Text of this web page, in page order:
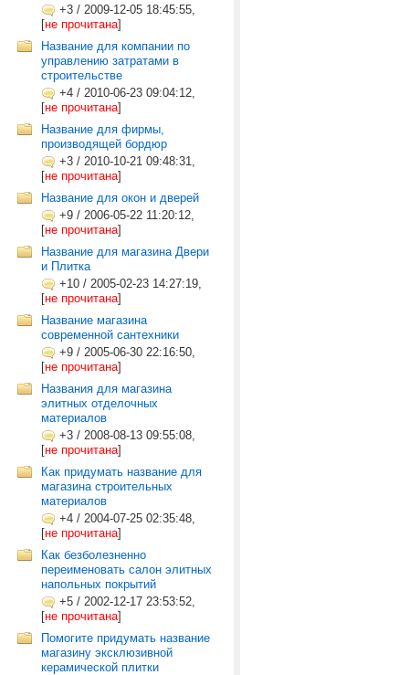
+3 / 2009-12-05 18:45:55,
[не прочитана]
Название для компании по
управлению затратами в
строительстве
+4 / 2010-06-23 09:04:12,
[не прочитана]
Название для фирмы,
производящей бордюр
+3 / 2010-10-21 09:48:31,
[не прочитана]
Название для окон и дверей
+9 / 2006-05-22 11:20:12,
[не прочитана]
Название для магазина Двери
и Плитка
+10 / 2005-02-23 14:27:19,
[не прочитана]
Название магазина
современной сантехники
+9 / 2005-06-30 22:16:50,
[не прочитана]
Названия для магазина
элитных отделочных
материалов
+3 / 2008-08-13 09:55:08,
[не прочитана]
Как придумать название для
магазина строительных
материалов
+4 / 2004-07-25 02:35:48,
[не прочитана]
Как безболезненно
переименовать салон элитных
напольных покрытий
+5 / 2002-12-17 23:53:52,
[не прочитана]
Помогите придумать название
магазину эксклюзивной
керамической плитки